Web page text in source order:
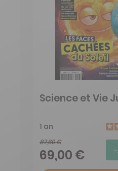
Science et Vie
1 an
87,60 €
69,00 € -